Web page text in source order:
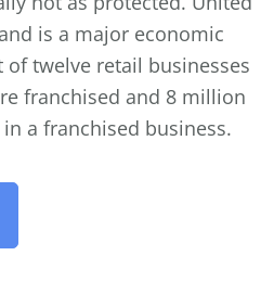
is a major economic
twelve retail businesses
franchised and 8 million
a franchised business.